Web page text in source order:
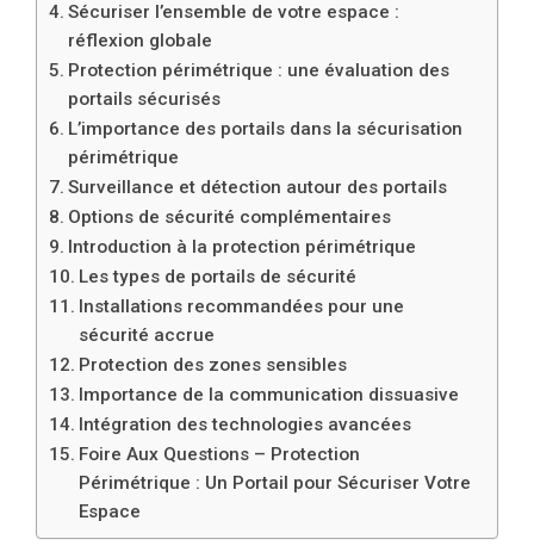
Sécuriser l’ensemble de votre espace :
réflexion globale
Protection périmétrique : une évaluation des
portails sécurisés
L’importance des portails dans la sécurisation
périmétrique
Surveillance et détection autour des portails
Options de sécurité complémentaires
Introduction à la protection périmétrique
Les types de portails de sécurité
Installations recommandées pour une
sécurité accrue
Protection des zones sensibles
Importance de la communication dissuasive
Intégration des technologies avancées
Foire Aux Questions – Protection
Périmétrique : Un Portail pour Sécuriser Votre
Espace